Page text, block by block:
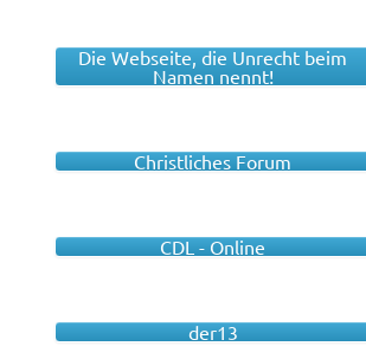
Die Webseite, die Unrecht beim
Namen nennt!
Christliches Forum
CDL - Online
der13